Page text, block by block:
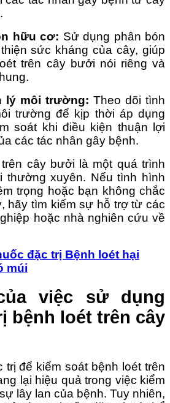
hữu cơ: Sử dụng phân bón
sức kháng của cây, giúp
trên cây bưởi nói riêng và
lý môi trường: Theo dõi tình
trường để kịp thời áp dụng
soát khi điều kiện thuận lợi
các tác nhân gây bệnh.
cây bưởi là một quá trình
thường xuyên. Nếu tình hình
trọng hoặc bạn không chắc
hãy tìm kiếm sự hỗ trợ từ các
hoặc nhà nghiên cứu về
đặc trị Bệnh loét hại
múi
việc sử dụng
bệnh loét trên cây
trị để kiểm soát bệnh loét trên
lại hiệu quả trong việc kiểm
lây lan của bệnh. Tuy nhiên,